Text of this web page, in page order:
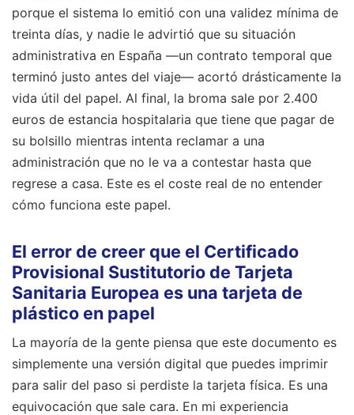
porque el sistema lo emitió con una validez mínima de
treinta días, y nadie le advirtió que su situación
administrativa en España —un contrato temporal que
terminó justo antes del viaje— acortó drásticamente la
vida útil del papel. Al final, la broma sale por 2.400
euros de estancia hospitalaria que tiene que pagar de
su bolsillo mientras intenta reclamar a una
administración que no le va a contestar hasta que
regrese a casa. Este es el coste real de no entender
cómo funciona este papel.
El error de creer que el Certificado
Provisional Sustitutorio de Tarjeta
Sanitaria Europea es una tarjeta de
plástico en papel
La mayoría de la gente piensa que este documento es
simplemente una versión digital que puedes imprimir
para salir del paso si perdiste la tarjeta física. Es una
equivocación que sale cara. En mi experiencia